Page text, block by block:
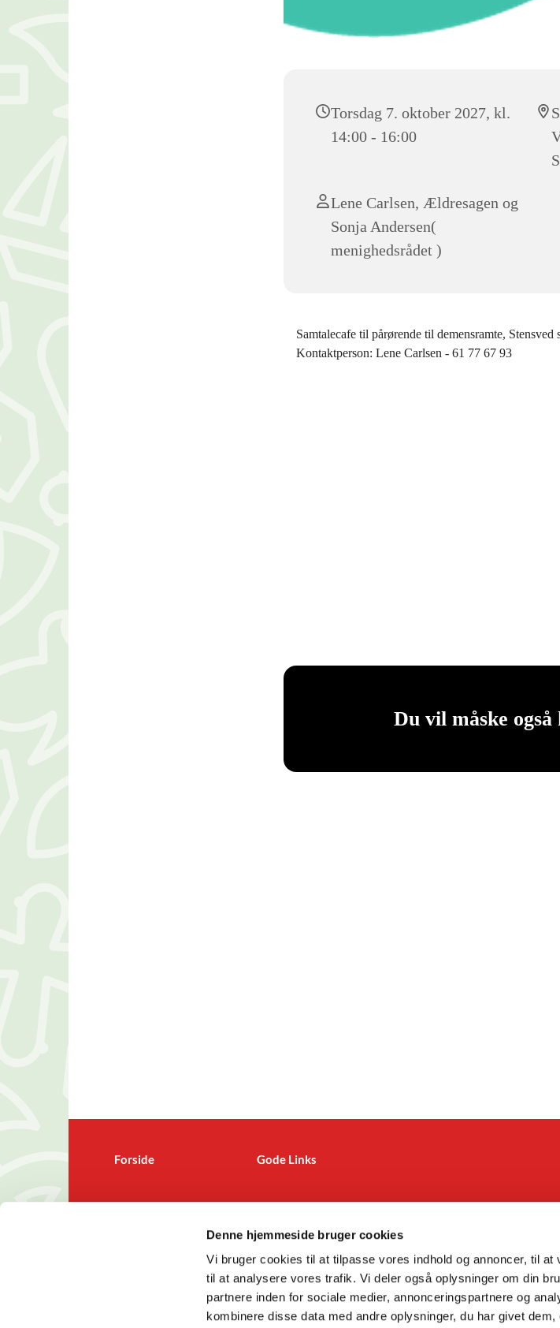
Denne hjemmeside bruger cookies
Vi bruger cookies til at tilpasse vores indhold og annoncer, til
til at analysere vores trafik. Vi deler også oplysninger om din
partnere inden for sociale medier, annonceringspartnere og
kombinere disse data med andre oplysninger, du har givet
Torsdag 7. oktober 2027, kl.
14:00 - 16:00
Lene Carlsen, Ældresagen og
Sonja Andersen(
menighedsrådet )
Samtalecafe til pårørende til demensramte,
Kontaktperson: Lene Carlsen - 61 77 67 93
Du vil måske også
Forside Gode Links
Stensby Sogn · Vestenbækvej 2, bygning
Kontakt Cookiepolitik